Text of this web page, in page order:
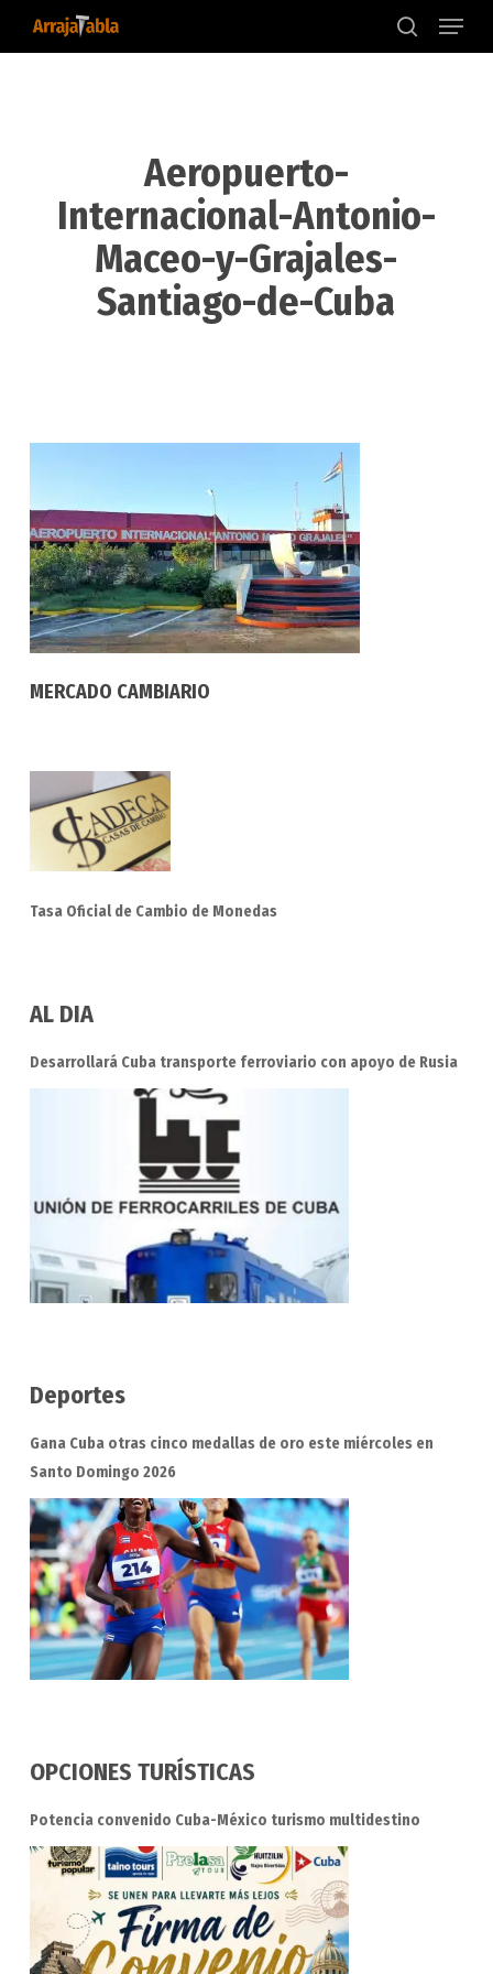
search
Menu
Aeropuerto-
Internacional-Antonio-
Maceo-y-Grajales-
Santiago-de-Cuba
MERCADO CAMBIARIO
Tasa Oficial de Cambio de Monedas
AL DIA
Desarrollará Cuba transporte ferroviario con apoyo de Rusia
Deportes
Gana Cuba otras cinco medallas de oro este miércoles en
Santo Domingo 2026
OPCIONES TURÍSTICAS
Potencia convenido Cuba-México turismo multidestino